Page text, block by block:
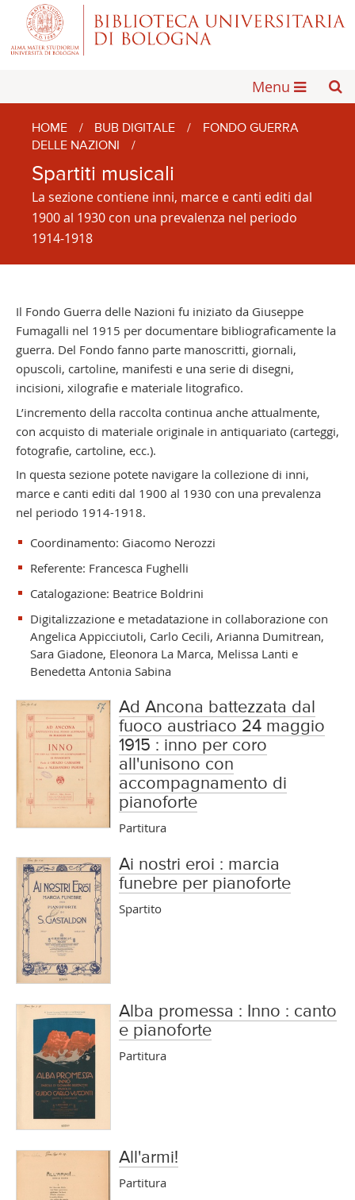
Menu
HOME / BUB DIGITALE /
FONDO GUERRA
DELLE NAZIONI
/
Spartiti musicali
La sezione contiene inni, marce e canti editi dal
1900 al 1930 con una prevalenza nel periodo
1914-1918
Il Fondo Guerra delle Nazioni fu iniziato da Giuseppe
Fumagalli nel 1915 per documentare bibliograficamente la
guerra. Del Fondo fanno parte manoscritti, giornali,
opuscoli, cartoline, manifesti e una serie di disegni,
incisioni, xilografie e materiale litografico.
L’incremento della raccolta continua anche attualmente,
con acquisto di materiale originale in antiquariato (carteggi,
fotografie, cartoline, ecc.).
In questa sezione potete navigare la collezione di inni,
marce e canti editi dal 1900 al 1930 con una prevalenza
nel periodo 1914-1918.
Coordinamento: Giacomo Nerozzi
Referente: Francesca Fughelli
Catalogazione: Beatrice Boldrini
Digitalizzazione e metadatazione in collaborazione con
Angelica Appicciutoli, Carlo Cecili, Arianna Dumitrean,
Sara Giadone, Eleonora La Marca, Melissa Lanti e
Benedetta Antonia Sabina
Ad Ancona battezzata dal
fuoco austriaco 24 maggio
1915 : inno per coro
all'unisono con
accompagnamento di
pianoforte
Partitura
Ai nostri eroi : marcia
funebre per pianoforte
Spartito
Alba promessa : Inno : canto
e pianoforte
Partitura
All'armi!
Partitura